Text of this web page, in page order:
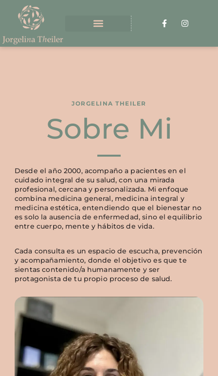
JORGELINA THEILER
Sobre Mi
Desde el año 2000, acompaño a pacientes en el
cuidado integral de su salud, con una mirada
profesional, cercana y personalizada. Mi enfoque
combina medicina general, medicina integral y
medicina estética, entendiendo que el bienestar no
es solo la ausencia de enfermedad, sino el equilibrio
entre cuerpo, mente y hábitos de vida.
Cada consulta es un espacio de escucha, prevención
y acompañamiento, donde el objetivo es que te
sientas contenido/a humanamente y ser
protagonista de tu propio proceso de salud.